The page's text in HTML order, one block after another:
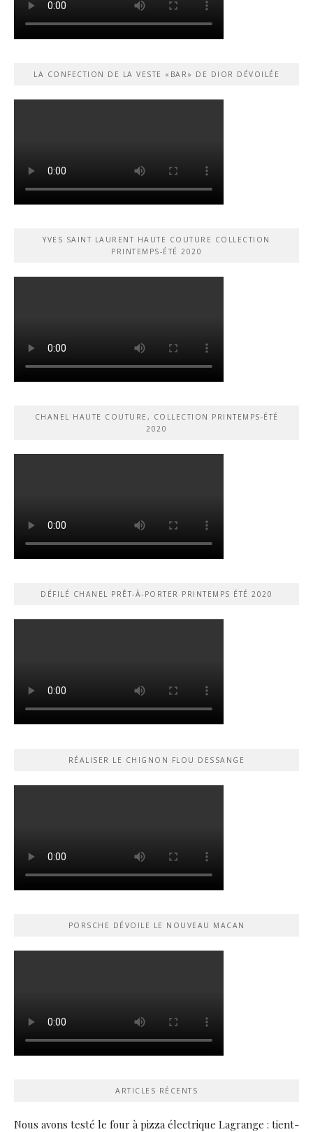
LA CONFECTION DE LA VESTE «BAR» DE DIOR DÉVOILÉE
YVES SAINT LAURENT HAUTE COUTURE COLLECTION
PRINTEMPS-ÉTÉ 2020
CHANEL HAUTE COUTURE, COLLECTION PRINTEMPS-ÉTÉ
2020
DÉFILÉ CHANEL PRÊT-À-PORTER PRINTEMPS ÉTÉ 2020
RÉALISER LE CHIGNON FLOU DESSANGE
PORSCHE DÉVOILE LE NOUVEAU MACAN
ARTICLES RÉCENTS
Nous avons testé le four à pizza électrique Lagrange : tient-